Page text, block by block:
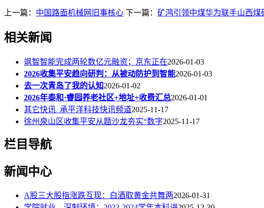
上一篇： 中国路面机械网旧事核心 下一篇： 矿鸿引领中煤华为联手山西煤
相关新闻
飒智智能完成两轮数亿元融资；京东正在2026-01-03
2026收集平安趋向研判：从被动防护到智能2026-01-03
去一次青岛了我的认知2026-01-02
2026年泰和·睿园养老社区+地址+收费汇总2026-01-01
其它快讯_承平洋科技快讯频道2025-11-17
徐州泉山区收集平安从题沙龙夯实“数字2025-11-17
栏目导航
新闻中心
A股三大股指涨跌互现：白酒取黄金共舞两2026-01-31